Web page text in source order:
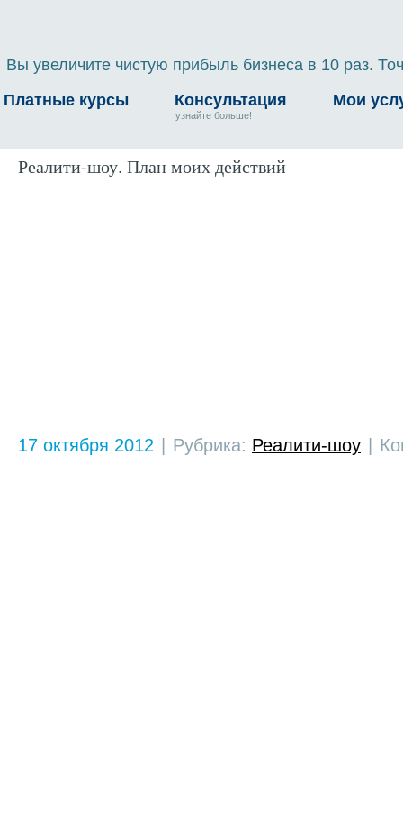
Вы увеличите чистую прибыль бизнеса в 10 раз.
Платные курсы
Консультация
узнайте больше!
Мои
Реалити-шоу. План моих действий
17 октября 2012 Рубрика: Реалити-шоу